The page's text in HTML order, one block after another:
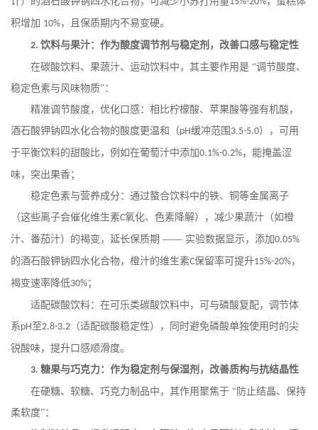
积增加 10%，且保质期内不易变硬。
2. 饮料与果汁：作为酸度调节剂与稳定剂，改善口感与稳定性
在碳酸饮料、果蔬汁、运动饮料中，其主要作用是 “调节酸度、
稳定色素与风味物质”：
精准调节酸度，优化口感：相比柠檬酸、苹果酸等强有机酸，
酒石酸钾钠四水化合物的酸度更温和（pH缓冲范围 3.5-5.0），可用
于平衡饮料的甜酸比，例如在葡萄汁中添加0.1%-0.2%，能掩盖涩
味，突出果香；
稳定色素与营养成分：通过螯合饮料中的铁、铜等金属离子
（这些离子会催化维生素C氧化、色素降解），减少果蔬汁（如橙
汁、番茄汁）的褐变，延长保质期 —— 实验数据显示，添加0.05%
的酒石酸钾钠四水化合物，橙汁的维生素C保留率可提升15%-20%，
褐变速率降低30%；
适配碳酸饮料：在可乐类碳酸饮料中，可与磷酸复配，调节体
系pH至2.8-3.2 （适配碳酸稳定性），同时避免磷酸单独使用时的尖
锐酸味，提升口感顺滑度。
3. 糖果与巧克力：作为稳定剂与保湿剂，改善质构与抗结晶性
在硬糖、软糖、巧克力制品中，其作用聚焦于 “防止结晶、保持
柔软度”：